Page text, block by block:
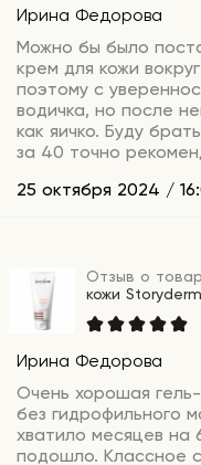
Ирина Федорова
Можно бы было
крем для кожи
поэтому с
водичка, но после
как яичко. Буду
за 40 точно
25 октября 2024 /
Отзыв о
кожи
Ирина Федорова
Очень хорошая
без гидрофильного
хватило месяцев на
подошло. Классное